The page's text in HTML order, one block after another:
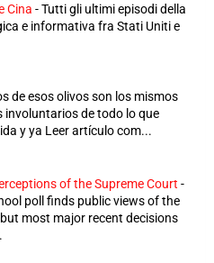
Cina -Tutti gli ultimi episodi della
e informativa fra Stati Uniti e
de esos olivos son los mismos
involuntarios de todo lo que
y ya Leer artículo com...
of the Supreme Court -
poll finds public views of the
most major recent decisions